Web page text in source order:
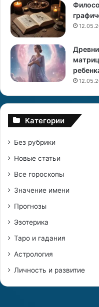
о
е
м
у
е
н
б
ы
а
?
Категории
Без рубрики
Новые статьи
Все гороскопы
Значение имени
Прогнозы
Эзотерика
Таро и гадания
Астрология
Личность и развитие